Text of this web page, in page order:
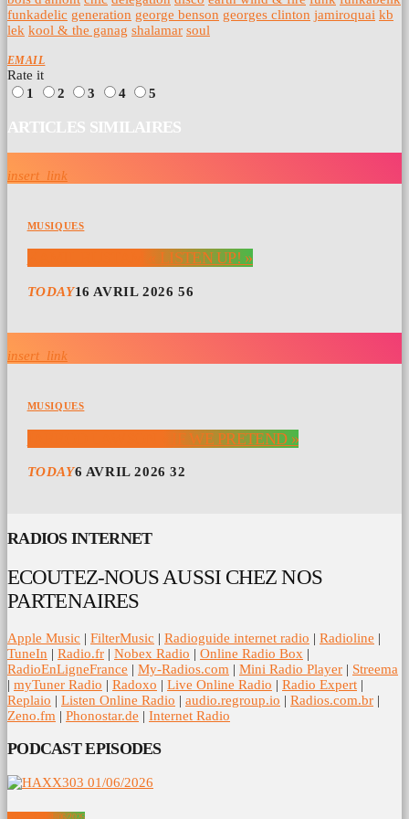
funkadelic generation george benson georges clinton jamiroquai kb
lek kool & the ganag shalamar soul
EMAIL
Rate it
1
2 3 4 5
ARTICLES SIMILAIRES
insert_link
MUSIQUES
KAMIL RUSTAM « LISTEN UP! »
TODAY16 AVRIL 2026 56
insert_link
MUSIQUES
JARROD LAWSON « IF WE PRETEND »
TODAY6 AVRIL 2026 32
RADIOS INTERNET
ECOUTEZ-NOUS AUSSI CHEZ NOS
PARTENAIRES
Apple Music | FilterMusic | Radioguide internet radio | Radioline |
TuneIn | Radio.fr | Nobex Radio | Online Radio Box |
RadioEnLigneFrance | My-Radios.com | Mini Radio Player | Streema
| myTuner Radio | Radoxo | Live Online Radio | Radio Expert |
Replaio | Listen Online Radio | audio.regroup.io | Radios.com.br |
Zeno.fm | Phonostar.de | Internet Radio
PODCAST EPISODES
HAXX303 01/06/2026